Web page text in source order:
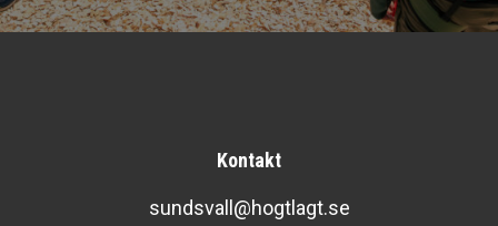
Kontakt
sundsvall@hogtlagt.se